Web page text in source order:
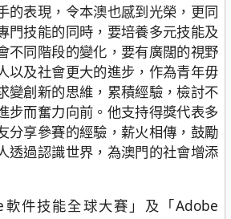
的表現，令本澳也感到光榮，更同
門技能的同時，要培養多元技能及
不同階段的變化，要有廣闊的視野
以及社會更大的進步，作為青年毋
變創新的思維，累積經驗，檢討不
步而奮力向前。他支持得獎代表多
分享參賽的經驗，薪火相傳，鼓勵
透過認識世界，為澳門的社會增添
軟件技能全球大賽」及「Adobe